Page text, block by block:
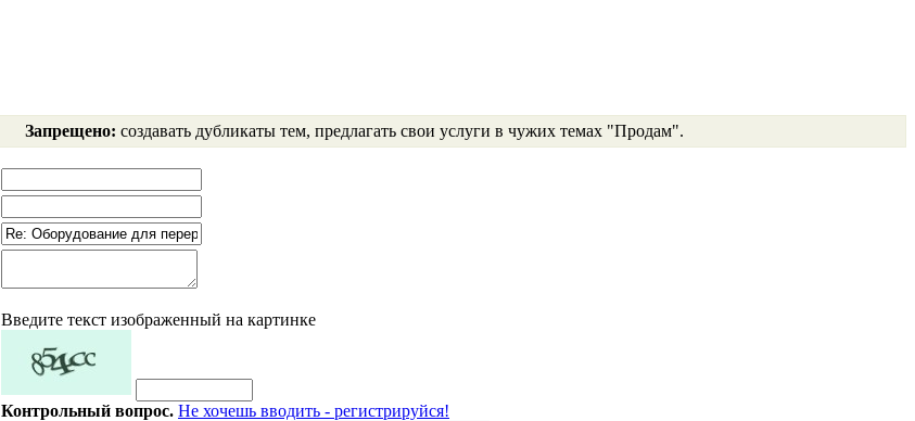
Запрещено: создавать дубликаты тем, предлагать свои услуги в чужих темах "Продам".
Введите текст изображенный на картинке
Контрольный вопрос. Не хочешь вводить - регистрируйся!